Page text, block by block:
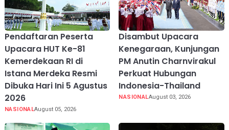
Pendaftaran Peserta
Upacara HUT Ke-81
Kemerdekaan RI di
Istana Merdeka Resmi
Dibuka Hari Ini 5 Agustus
2026
NASIONALAugust 05, 2026
Disambut Upacara
Kenegaraan, Kunjungan
PM Anutin Charnvirakul
Perkuat Hubungan
Indonesia-Thailand
NASIONALAugust 03, 2026